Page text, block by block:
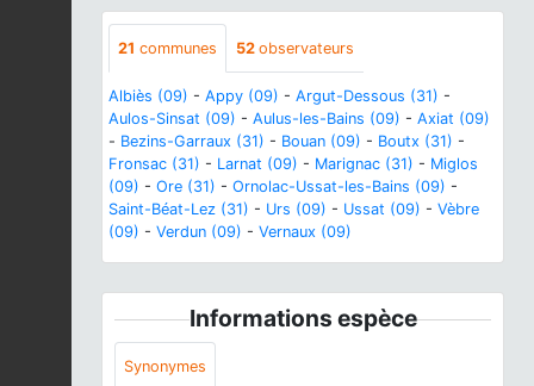
21 communes 52 observateurs
Albiès (09) - Appy (09) - Argut-Dessous (31) -
Aulos-Sinsat (09) - Aulus-les-Bains (09) - Axiat (09)
- Bezins-Garraux (31) - Bouan (09) - Boutx (31) -
Fronsac (31) - Larnat (09) - Marignac (31) - Miglos
(09) - Ore (31) - Ornolac-Ussat-les-Bains (09) -
Saint-Béat-Lez (31) - Urs (09) - Ussat (09) - Vèbre
(09) - Verdun (09) - Vernaux (09)
Informations espèce
Synonymes